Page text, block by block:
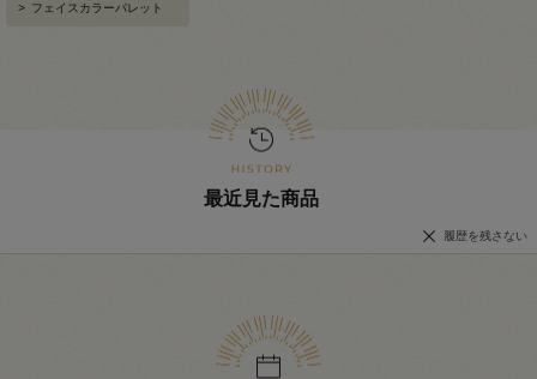
> フェイスカラーパレット
最近見た商品
履歴を残さない